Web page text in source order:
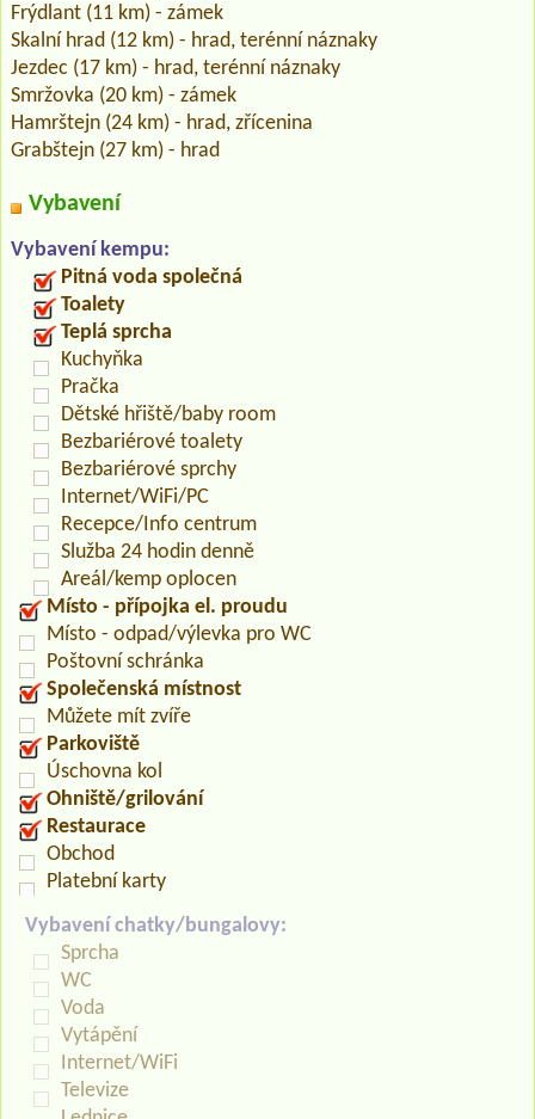
Frýdlant (11 km) - zámek
Skalní hrad (12 km) - hrad, terénní náznaky
Jezdec (17 km) - hrad, terénní náznaky
Smržovka (20 km) - zámek
Hamrštejn (24 km) - hrad, zřícenina
Grabštejn (27 km) - hrad
Vybavení
Vybavení kempu:
Pitná voda společná
Toalety
Teplá sprcha
Kuchyňka
Pračka
Dětské hřiště/baby room
Bezbariérové toalety
Bezbariérové sprchy
Internet/WiFi/PC
Recepce/Info centrum
Služba 24 hodin denně
Areál/kemp oplocen
Místo - přípojka el. proudu
Místo - odpad/výlevka pro WC
Poštovní schránka
Společenská místnost
Můžete mít zvíře
Parkoviště
Úschovna kol
Ohniště/grilování
Restaurace
Obchod
Platební karty
Vybavení chatky/bungalovy:
Sprcha
WC
Voda
Vytápění
Internet/WiFi
Televize